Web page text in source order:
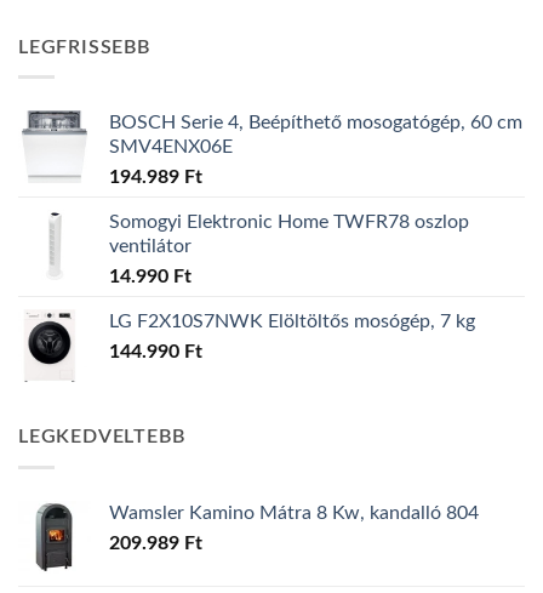
LEGFRISSEBB
BOSCH Serie 4, Beépíthető mosogatógép, 60 cm
SMV4ENX06E
194.989 Ft
Somogyi Elektronic Home TWFR78 oszlop
ventilátor
14.990 Ft
LG F2X10S7NWK Elöltöltős mosógép, 7 kg
144.990 Ft
LEGKEDVELTEBB
Wamsler Kamino Mátra 8 Kw, kandalló 804
209.989 Ft